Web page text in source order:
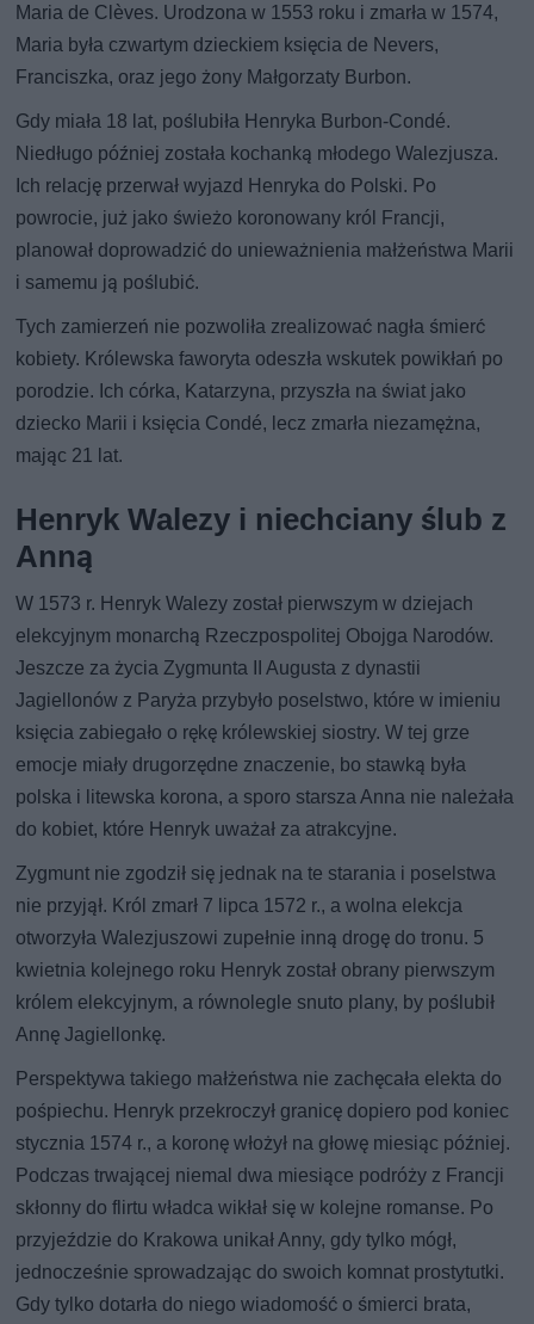
Maria de Clèves. Urodzona w 1553 roku i zmarła w 1574,
Maria była czwartym dzieckiem księcia de Nevers,
Franciszka, oraz jego żony Małgorzaty Burbon.
Gdy miała 18 lat, poślubiła Henryka Burbon-Condé.
Niedługo później została kochanką młodego Walezjusza.
Ich relację przerwał wyjazd Henryka do Polski. Po
powrocie, już jako świeżo koronowany król Francji,
planował doprowadzić do unieważnienia małżeństwa Marii
i samemu ją poślubić.
Tych zamierzeń nie pozwoliła zrealizować nagła śmierć
kobiety. Królewska faworyta odeszła wskutek powikłań po
porodzie. Ich córka, Katarzyna, przyszła na świat jako
dziecko Marii i księcia Condé, lecz zmarła niezamężna,
mając 21 lat.
Henryk Walezy i niechciany ślub z
Anną
W 1573 r. Henryk Walezy został pierwszym w dziejach
elekcyjnym monarchą Rzeczpospolitej Obojga Narodów.
Jeszcze za życia Zygmunta II Augusta z dynastii
Jagiellonów z Paryża przybyło poselstwo, które w imieniu
księcia zabiegało o rękę królewskiej siostry. W tej grze
emocje miały drugorzędne znaczenie, bo stawką była
polska i litewska korona, a sporo starsza Anna nie należała
do kobiet, które Henryk uważał za atrakcyjne.
Zygmunt nie zgodził się jednak na te starania i poselstwa
nie przyjął. Król zmarł 7 lipca 1572 r., a wolna elekcja
otworzyła Walezjuszowi zupełnie inną drogę do tronu. 5
kwietnia kolejnego roku Henryk został obrany pierwszym
królem elekcyjnym, a równolegle snuto plany, by poślubił
Annę Jagiellonkę.
Perspektywa takiego małżeństwa nie zachęcała elekta do
pośpiechu. Henryk przekroczył granicę dopiero pod koniec
stycznia 1574 r., a koronę włożył na głowę miesiąc później.
Podczas trwającej niemal dwa miesiące podróży z Francji
skłonny do flirtu władca wikłał się w kolejne romanse. Po
przyjeździe do Krakowa unikał Anny, gdy tylko mógł,
jednocześnie sprowadzając do swoich komnat prostytutki.
Gdy tylko dotarła do niego wiadomość o śmierci brata,